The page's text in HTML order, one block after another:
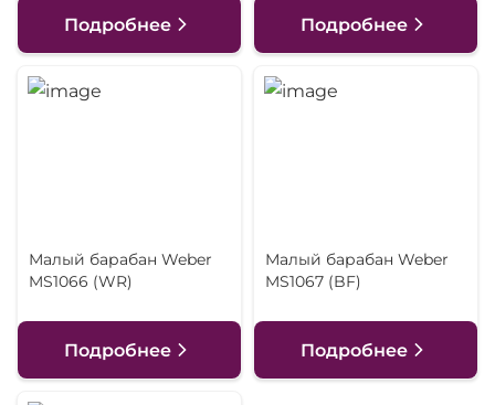
Подробнее Подробнее
Малый барабан Weber
MS1066 (WR)
Подробнее
Малый барабан Weber
MS1067 (BF)
Подробнее